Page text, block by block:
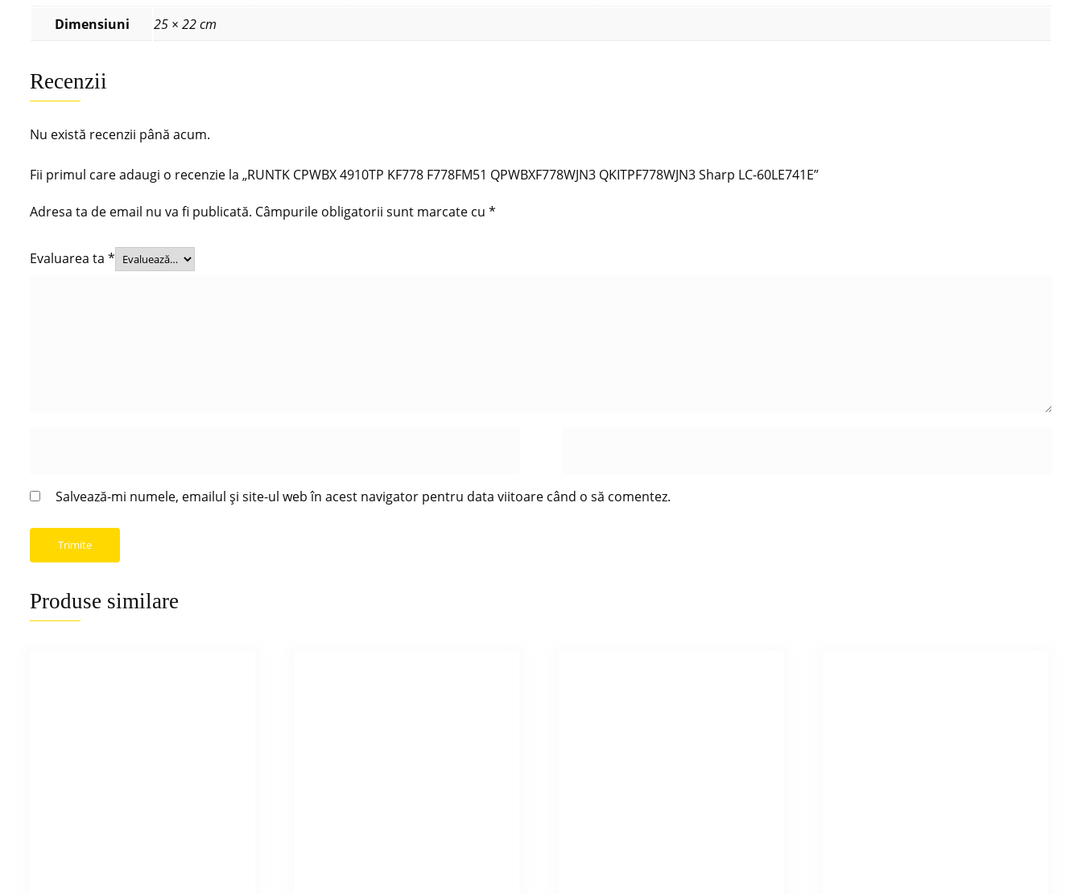
Dimensiuni
25 × 22 cm
Recenzii
Nu există recenzii până acum.
Fii primul care adaugi o recenzie la „RUNTK CPWBX 4910TP KF778 F778FM51 QPWBXF778WJN3 QKITPF778WJN3 Sharp LC-60LE741E”
Adresa ta de email nu va fi publicată. Câmpurile obligatorii sunt marcate cu *
Evaluarea ta *
Salvează-mi numele, emailul și site-ul web în acest navigator pentru data viitoare când o să comentez.
Produse similare